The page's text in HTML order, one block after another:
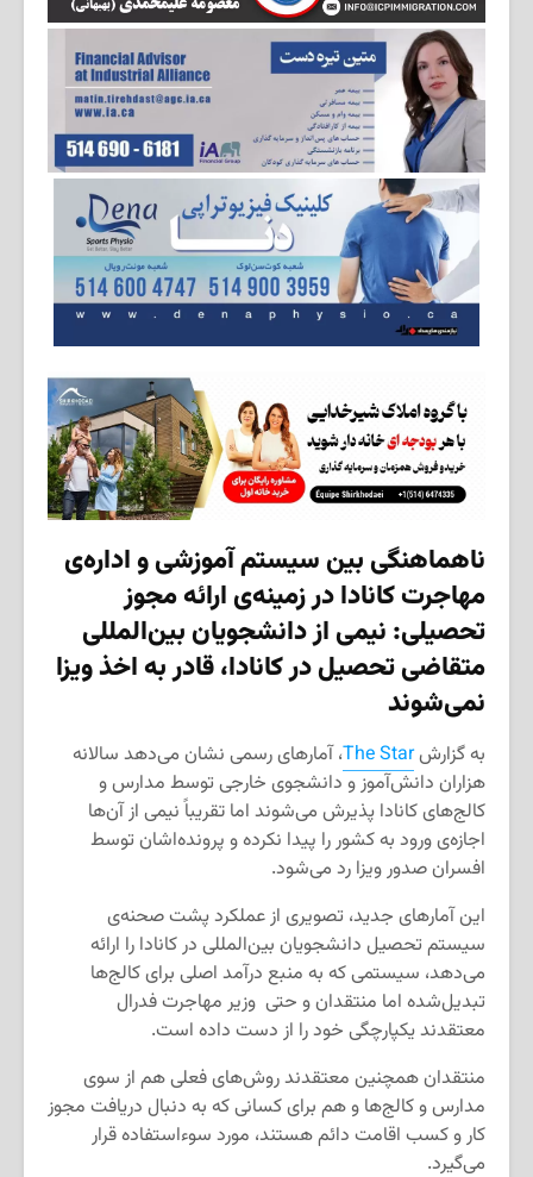
ناهماهنگی بین سیستم آموزشی و اداره‌ی
مهاجرت کانادا در زمینه‌ی ارائه مجوز
تحصیلی: نیمی از دانشجویان بین‌المللی
متقاضی تحصیل در کانادا، قادر به اخذ ویزا
نمی‌شوند
به گزارشThe Star، آمارهای رسمی نشان می‌دهد سالانه
هزاران دانش‌آموز و دانشجوی خارجی توسط مدارس و
کالج‌های کانادا پذیرش می‌شوند اما تقریباً نیمی از آن‌ها
اجازه‌ی ورود به کشور را پیدا نکرده و پرونده‌اشان توسط
افسران صدور ویزا رد می‌شود.
این آمارهای جدید، تصویری از عملکرد پشت صحنه‌ی
سیستم تحصیل دانشجویان بین‌المللی در کانادا را ارائه
می‌دهد، سیستمی که به منبع درآمد اصلی برای کالج‌ها
تبدیل‌شده اما منتقدان و حتی وزیر مهاجرت فدرال
معتقدند یکپارچگی خود را از دست داده است.
منتقدان همچنین معتقدند روش‌های فعلی هم از سوی
مدارس و کالج‌ها و هم برای کسانی که به دنبال دریافت مجوز
کار و کسب اقامت دائم هستند، مورد سوءاستفاده قرار
می‌گیرد.